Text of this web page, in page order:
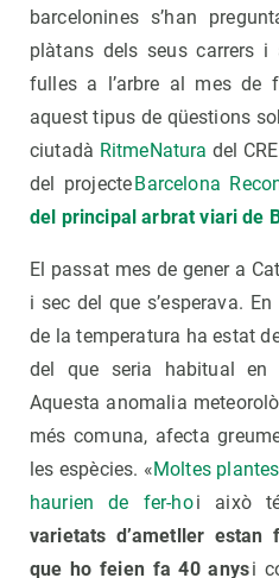
barcelonines s’han
plàtans dels seus carrers i
fulles a l’arbre al mes de
aquest tipus de qüestions
ciutadà RitmeNatura del
del projecte Barcelona
del principal arbrat viari de
El passat mes de gener a
i sec del que s’esperava.
de la temperatura ha estat
del que seria habitual en
Aquesta anomalia
més comuna, afecta
les espècies. «Moltes
haurien de fer-hoi això té
varietats d’ametller estan
que ho feien fa 40 anysi